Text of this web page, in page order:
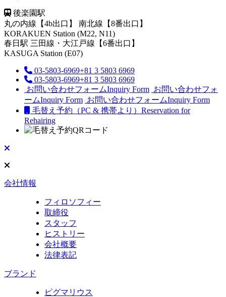
後楽園駅
丸の内線【4b出口】 南北線【8番出口】
KORAKUEN Station (M22, N11)
春日駅 三田線・大江戸線【6番出口】
KASUGA Station (E07)
03-5803-6969+81 3 5803 6969
03-5803-6969+81 3 5803 6969
お問い合わせフォームInquiry Form お問い合わせフォ
ームInquiry Form お問い合わせフォームInquiry Form
毛替え予約（PC & 携帯より） Reservation for
Rehairing
会社情報
フィロソフィー
取締役
スタッフ
ヒストリー
会社概要
法律表記
ブランド
ピグマリウス